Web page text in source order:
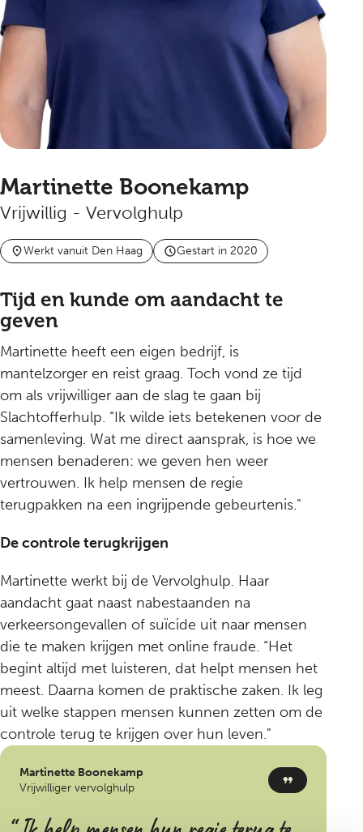
Martinette Boonekamp
Vrijwillig - Vervolghulp
Werkt vanuit Den Haag Gestart in 2020
Tijd en kunde om aandacht te
geven
Martinette heeft een eigen bedrijf, is
mantelzorger en reist graag. Toch vond ze tijd
om als vrijwilliger aan de slag te gaan bij
Slachtofferhulp. “Ik wilde iets betekenen voor de
samenleving. Wat me direct aansprak, is hoe we
mensen benaderen: we geven hen weer
vertrouwen. Ik help mensen de regie
terugpakken na een ingrijpende gebeurtenis."
De controle terugkrijgen
Martinette werkt bij de Vervolghulp. Haar
aandacht gaat naast nabestaanden na
verkeersongevallen of suïcide uit naar mensen
die te maken krijgen met online fraude. “Het
begint altijd met luisteren, dat helpt mensen het
meest. Daarna komen de praktische zaken. Ik leg
uit welke stappen mensen kunnen zetten om de
controle terug te krijgen over hun leven."
Martinette Boonekamp
Vrijwilliger vervolghulp